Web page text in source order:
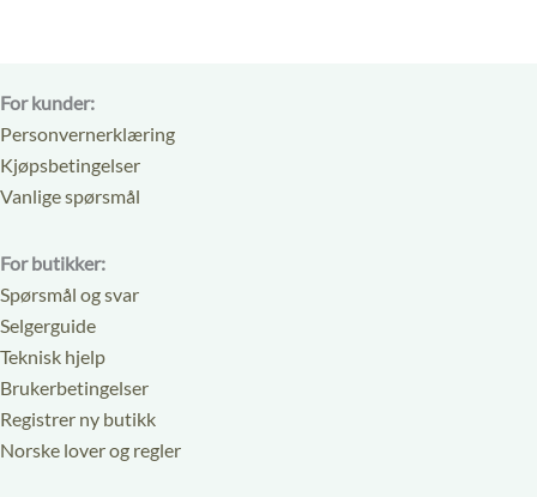
For kunder:
Personvernerklæring
Kjøpsbetingelser
Vanlige spørsmål
For butikker:
Spørsmål og svar
Selgerguide
Teknisk hjelp
Brukerbetingelser
Registrer ny butikk
Norske lover og regler